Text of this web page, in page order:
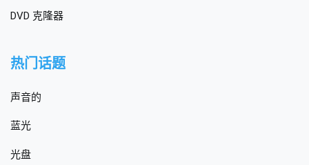
DVD 克隆器
热门话题
声音的
蓝光
光盘